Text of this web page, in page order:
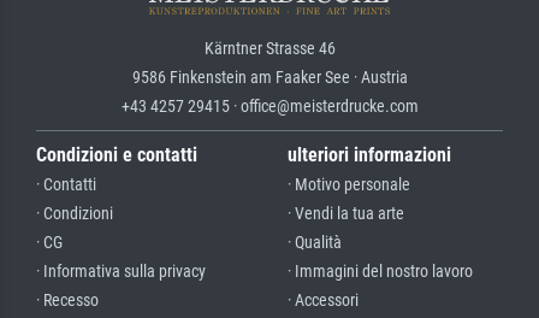
Kärntner Strasse 46
9586 Finkenstein am Faaker See · Austria
+43 4257 29415 · office@meisterdrucke.com
Condizioni e contatti
· Contatti
· Condizioni
· CG
· Informativa sulla privacy
· Recesso
ulteriori informazioni
· Motivo personale
· Vendi la tua arte
· Qualità
· Immagini del nostro lavoro
· Accessori